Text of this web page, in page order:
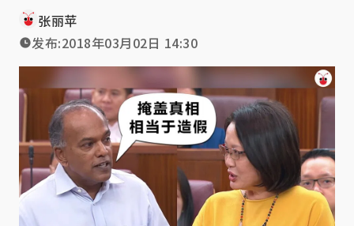
张丽苹
发布:2018年03月02日 14:30